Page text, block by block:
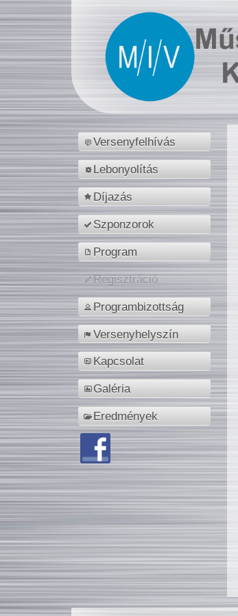
Versenyfelhívás
Lebonyolítás
Díjazás
Szponzorok
Program
Regisztráció
Programbizottság
Versenyhelyszín
Kapcsolat
Galéria
Eredmények